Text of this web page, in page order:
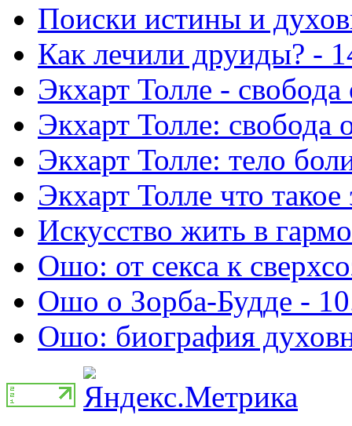
Поиски истины и
Как лечили друиды? -
Экхарт Толле -
Экхарт Толле: свобода
Экхарт Толле: тело
Экхарт Толле что
Искусство жить в
Ошо: от секса к
Ошо о Зорба-Будде -
Ошо: биография